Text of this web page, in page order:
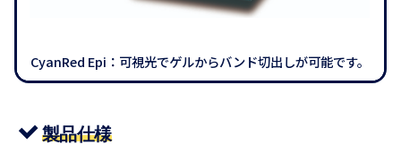
CyanRed Epi：可視光でゲルからバンド切出しが可能です。
製品仕様